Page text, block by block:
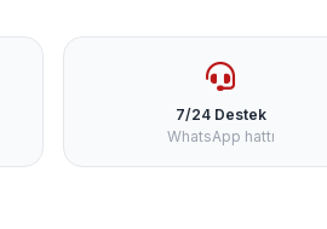
7/24 Destek
WhatsApp hattı